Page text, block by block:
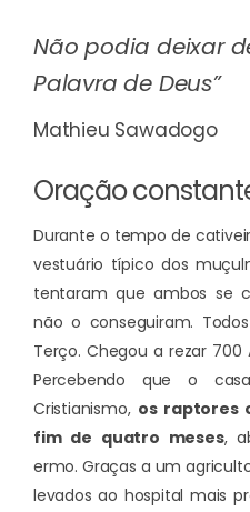
Não podia deixar
Palavra de Deus”
Mathieu Sawadogo
Oração
Durante o tempo de
vestuário típico dos
tentaram que ambos se
não o conseguiram.
Terço. Chegou a rezar
Percebendo que o
Cristianismo, os raptores
fim de quatro meses,
ermo. Graças a um
levados ao hospital mais